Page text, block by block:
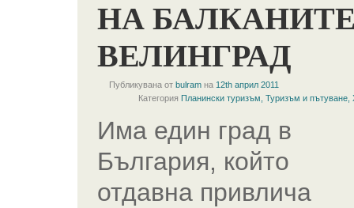
НА
ВЕЛИНГРАД
Публикувана от bulram на 12th април 2011
Категория Планински туризъм Туризъм и пътуване
Има един град в
България, който
отдавна привлича